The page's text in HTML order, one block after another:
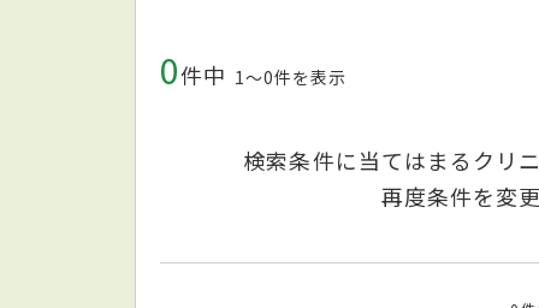
0件中 1〜0件を表示
検索条件に当てはまるクリ
再度条件を変